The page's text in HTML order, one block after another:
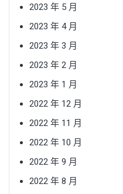
2023 年 5 月
2023 年 4 月
2023 年 3 月
2023 年 2 月
2023 年 1 月
2022 年 12 月
2022 年 11 月
2022 年 10 月
2022 年 9 月
2022 年 8 月